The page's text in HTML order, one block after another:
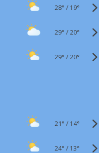
28° / 19°
29° /20°
29° /20°
21° / 14°
24° / 13°